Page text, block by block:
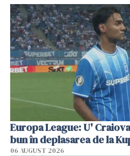
Europa League: U'
bun în deplasarea de la
06 AUGUST 2026